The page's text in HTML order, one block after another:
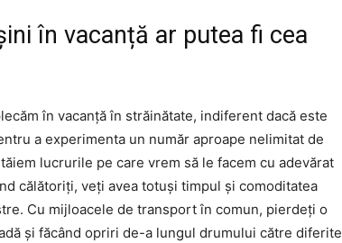
în vacanță ar putea fi cea
în vacanță în străinătate, indiferent dacă este
a experimenta un număr aproape nelimitat de
lucrurile pe care vrem să le facem cu adevărat
călătoriți, veți avea totuși timpul și comoditatea
Cu mijloacele de transport în comun, pierdeți o
și făcând opriri de-a lungul drumului către diferite